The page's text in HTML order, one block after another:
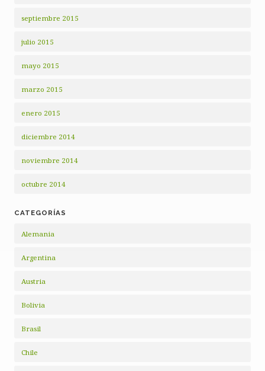
septiembre 2015
julio 2015
mayo 2015
marzo 2015
enero 2015
diciembre 2014
noviembre 2014
octubre 2014
CATEGORÍAS
Alemania
Argentina
Austria
Bolivia
Brasil
Chile